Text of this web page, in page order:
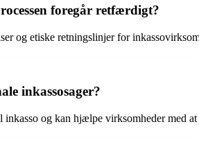
foregår retfærdigt?
og etiske retningslinjer for
inkassosager?
inkasso og kan hjælpe virksomheder med